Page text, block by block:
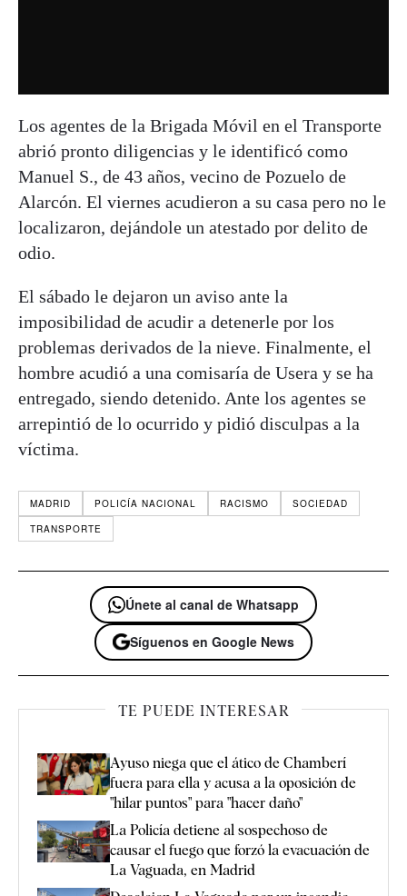
Los agentes de la Brigada Móvil en el Transporte
abrió pronto diligencias y le identificó como
Manuel S., de 43 años, vecino de Pozuelo de
Alarcón. El viernes acudieron a su casa pero no le
localizaron, dejándole un atestado por delito de
odio.
El sábado le dejaron un aviso ante la
imposibilidad de acudir a detenerle por los
problemas derivados de la nieve. Finalmente, el
hombre acudió a una comisaría de Usera y se ha
entregado, siendo detenido. Ante los agentes se
arrepintió de lo ocurrido y pidió disculpas a la
víctima.
MADRID POLICÍA NACIONAL RACISMO
SOCIEDAD
TRANSPORTE
Únete al canal de Whatsapp
Síguenos en Google News
TE PUEDE INTERESAR
Ayuso niega que el ático de Chamberí
fuera para ella y acusa a la oposición de
"hilar puntos" para "hacer daño"
La Policía detiene al sospechoso de
causar el fuego que forzó la evacuación de
La Vaguada, en Madrid